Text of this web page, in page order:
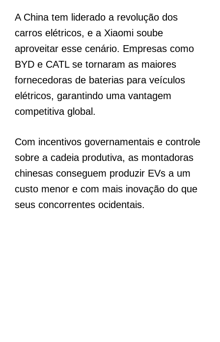
A China tem liderado a revolução dos
carros elétricos, e a Xiaomi soube
aproveitar esse cenário. Empresas como
BYD e CATL se tornaram as maiores
fornecedoras de baterias para veículos
elétricos, garantindo uma vantagem
competitiva global.
Com incentivos governamentais e controle
sobre a cadeia produtiva, as montadoras
chinesas conseguem produzir EVs a um
custo menor e com mais inovação do que
seus concorrentes ocidentais.